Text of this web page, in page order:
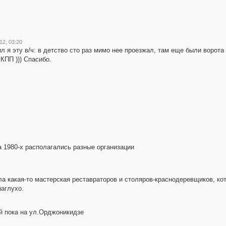
03:20
я эту в/ч: в детство сто раз мимо нее проезжал, там еще были ворота
))) Спасибо.
х располагались разные организации
какая-то мастерская реставраторов и столяров-краснодеревщиков,
пока на ул.Орджоникидзе